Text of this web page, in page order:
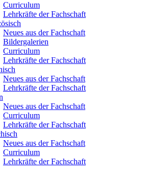
Curriculum
Lehrkräfte der Fachschaft
Neues aus der Fachschaft
Bildergalerien
Curriculum
Lehrkräfte der Fachschaft
Neues aus der Fachschaft
Lehrkräfte der Fachschaft
Neues aus der Fachschaft
Curriculum
Lehrkräfte der Fachschaft
Neues aus der Fachschaft
Curriculum
Lehrkräfte der Fachschaft